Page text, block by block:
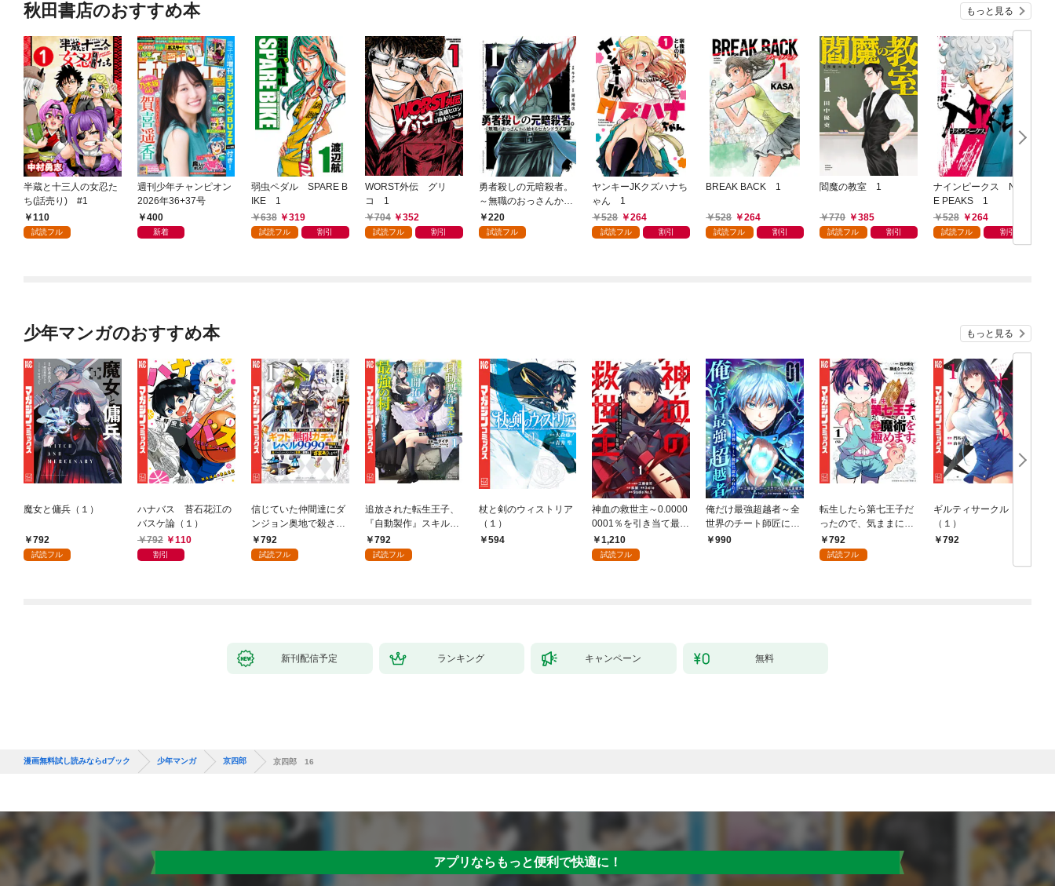
秋田書店のおすすめ本 もっと見る
半蔵と十三人の女忍た
ち(話売り) #1
110
試読フル
週刊少年チャンピオン
2026年36+37号
400
新着
弱虫ペダル SPARE B
IKE 1
638
319
試読フル 割引
WORST外伝 グリ
コ 1
704
352
試読フル 割引
勇者殺しの元暗殺者。
～無職のおっさんから
始まるセカンドライフ
～(話売り) #1
220
試読フル
ヤンキーJKクズハナち
ゃん 1
528
264
試読フル 割引
BREAK BACK 1
528 264
試読フル 割引
閻魔の教室 1
770 385
試読フル 割引
ナインピークス NIN
E PEAKS 1
528
264
試読フル 割引
少年マンガのおすすめ本 もっと見る
魔女と傭兵（１）
792
試読フル
ハナバス 苔石花江の
バスケ論（１）
792
110
割引
信じていた仲間達にダ
ンジョン奥地で殺され
かけたがギフト『無限
ガチャ』でレベル９９
792
試読フル
追放された転生王子、
『自動製作』スキルで
領地を爆速で開拓し最
強の村を作ってしまう
792
試読フル
杖と剣のウィストリア
（１）
594
神血の救世主～0.0000
0001％を引き当て最強
へ～【電子書籍特典
付】（１）
1,210
試読フル
俺だけ最強超越者～全
世界のチート師匠に認
められた～【単行本】
990
転生したら第七王子だ
ったので、気ままに魔
術を極めます（１）
792
試読フル
ギルティサークル
（１）
792
新刊配信予定 ランキング キャンペーン 無料
漫画無料試し読みならdブック 少年マンガ 京四郎 京四郎 16
アプリならもっと便利で快適に！